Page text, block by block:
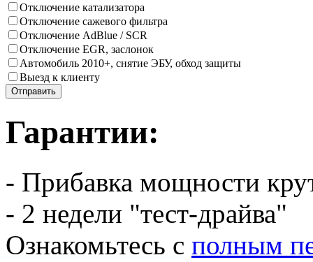
Отключение катализатора
Отключение сажевого фильтра
Отключение AdBlue / SCR
Отключение EGR, заслонок
Автомобиль 2010+, снятие ЭБУ, обход защиты
Выезд к клиенту
Гарантии:
- Прибавка мощности
- 2 недели "тест-драйва"
Ознакомьтесь с полным